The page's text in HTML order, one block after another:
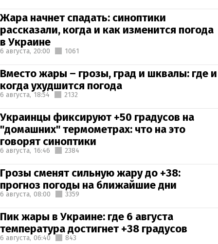
Жара начнет спадать: синоптики
рассказали, когда и как изменится погода
в Украине
6 августа, 20:00 1061
Вместо жары – грозы, град и шквалы: где и
когда ухудшится погода
6 августа, 18:54 2132
Украинцы фиксируют +50 градусов на
"домашних" термометрах: что на это
говорят синоптики
6 августа, 16:46 2384
Грозы сменят сильную жару до +38:
прогноз погоды на ближайшие дни
6 августа, 08:00 3359
Пик жары в Украине: где 6 августа
температура достигнет +38 градусов
6 августа, 06:40 843